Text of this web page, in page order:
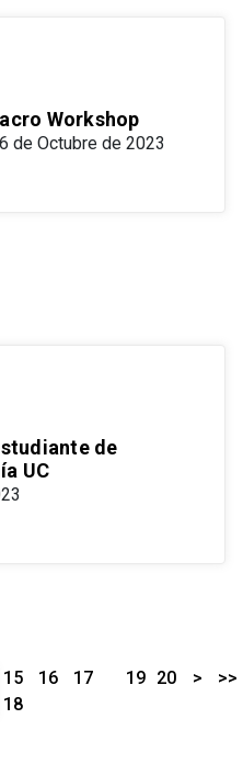
Workshop
de Octubre de 2023
de
UC
15 16
17
18
19 20 > >>